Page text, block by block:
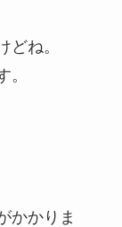
どね。
。
かかりま